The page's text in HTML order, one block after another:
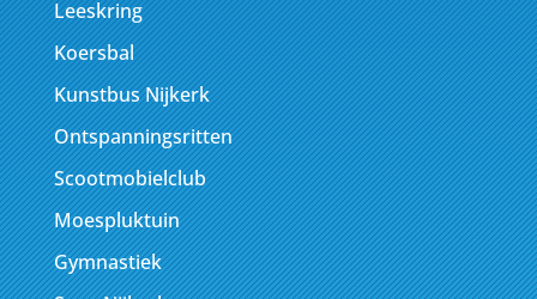
Leeskring
Koersbal
Kunstbus Nijkerk
Ontspanningsritten
Scootmobielclub
Moespluktuin
Gymnastiek